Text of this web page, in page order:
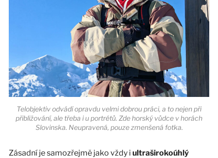
Telobjektiv odvádí opravdu velmi dobrou práci, a to nejen při
přibližování, ale třeba i u portrétů. Zde horský vůdce v horách
Slovinska. Neupravená, pouze zmenšená fotka.
Zásadní je samozřejmě jako vždy i ultraširokoúhlý